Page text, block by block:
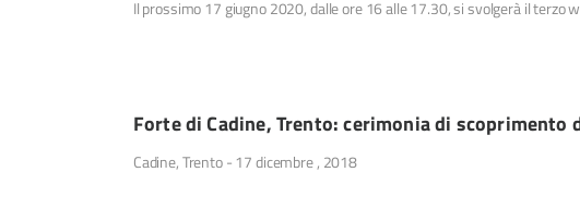
Il prossimo 17 giugno 2020, dalle ore 16 alle 17.30, si svolgerà il terzo
Forte di Cadine, Trento: cerimonia di
Cadine, Trento - 17 dicembre , 2018